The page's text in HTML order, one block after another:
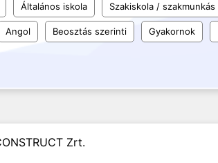
Általános iskola Szakiskola / szakmunkás
Angol Beosztás szerinti Gyakornok
Zrt.